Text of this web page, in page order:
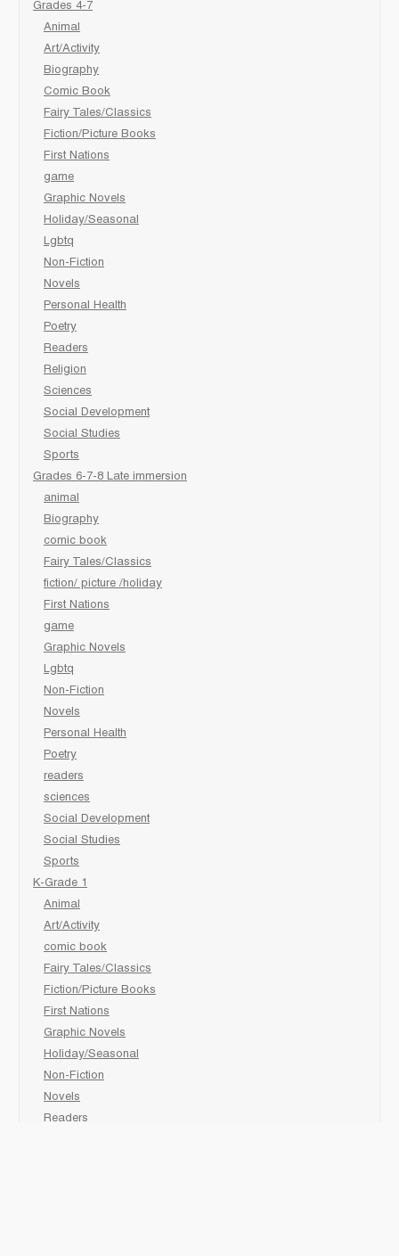
Grades 4-7
Animal
Art/Activity
Biography
Comic Book
Fairy Tales/Classics
Fiction/Picture Books
First Nations
game
Graphic Novels
Holiday/Seasonal
Lgbtq
Non-Fiction
Novels
Personal Health
Poetry
Readers
Religion
Sciences
Social Development
Social Studies
Sports
Grades 6-7-8 Late immersion
animal
Biography
comic book
Fairy Tales/Classics
fiction/ picture /holiday
First Nations
game
Graphic Novels
Lgbtq
Non-Fiction
Novels
Personal Health
Poetry
readers
sciences
Social Development
Social Studies
Sports
K-Grade 1
Animal
Art/Activity
comic book
Fairy Tales/Classics
Fiction/Picture Books
First Nations
Graphic Novels
Holiday/Seasonal
Non-Fiction
Novels
Readers